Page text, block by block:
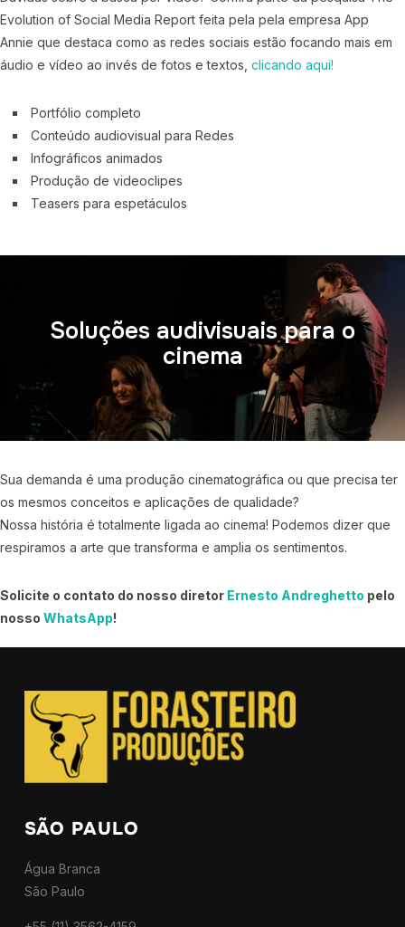
Evolution of Social Media Report feita pela pela empresa App
Annie que destaca como as redes sociais estão focando mais em
áudio e vídeo ao invés de fotos e textos, clicando aqui!
Portfólio completo
Conteúdo audiovisual para Redes
Infográficos animados
Produção de videoclipes
Teasers para espetáculos
Soluções audivisuais para o
cinema
Sua demanda é uma produção cinematográfica ou que precisa ter
os mesmos conceitos e aplicações de qualidade?
Nossa história é totalmente ligada ao cinema! Podemos dizer que
respiramos a arte que transforma e amplia os sentimentos.
Solicite o contato do nosso diretor Ernesto Andreghetto pelo
nosso WhatsApp!
SÃO PAULO
Água Branca
São Paulo